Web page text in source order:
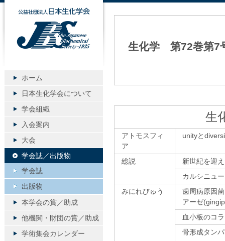
生化学 第72巻第7
生
アトモスフィ
ア
unityと
総説
新世紀を迎
カルシニュ
みにれびゅう
歯周病原因
アーゼ
血小板のコ
骨形成タン
公益社団法人日本生化学会
ホーム
日本生化学会について
学会組織
入会案内
大会
学会誌／出版物
学会誌
出版物
本学会の賞／助成
他機関・財団の賞／助成
学術集会カレンダー